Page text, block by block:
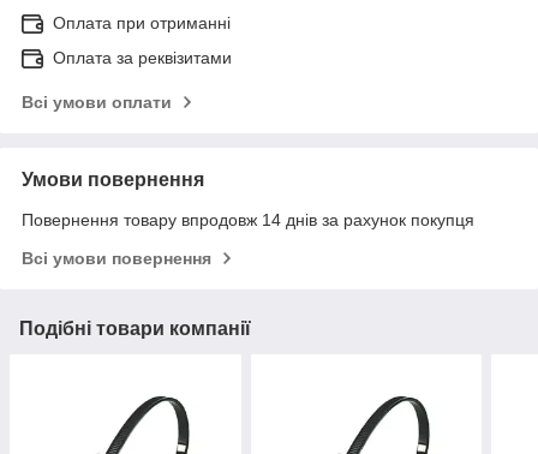
Оплата при отриманні
Оплата за реквізитами
Всі умови оплати
Умови повернення
Повернення товару впродовж 14 днів за рахунок покупця
Всі умови повернення
Подібні товари компанії